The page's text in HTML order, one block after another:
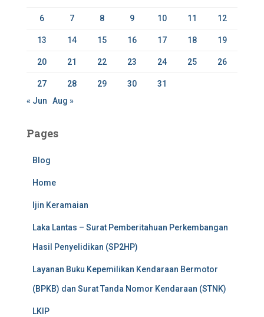
6 7 8 9 10 11 12
13 14 15 16 17 18 19
20 21 22 23 24 25 26
27 28 29 30
31
« Jun
Aug »
Pages
Blog
Home
Ijin Keramaian
Laka Lantas – Surat Pemberitahuan Perkembangan
Hasil Penyelidikan (SP2HP)
Layanan Buku Kepemilikan Kendaraan Bermotor
(BPKB) dan Surat Tanda Nomor Kendaraan (STNK)
LKIP